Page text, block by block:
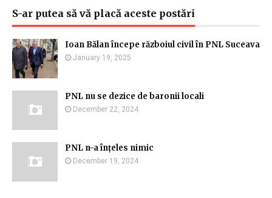
S-ar putea să vă placă aceste postări
Ioan Bălan începe războiul civil în PNL Suceava
January 19, 2025
PNL nu se dezice de baronii locali
December 22, 2024
PNL n-a înțeles nimic
December 19, 2024